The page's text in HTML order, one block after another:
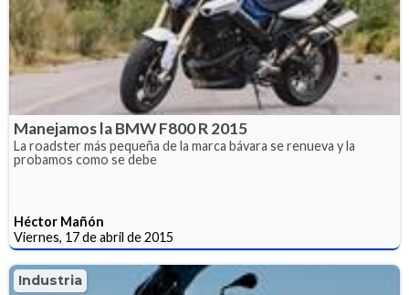
Manejamos la BMW F800 R 2015
La roadster más pequeña de la marca bávara se renueva y la
probamos como se debe
Héctor Mañón
Viernes, 17 de abril de 2015
Industria